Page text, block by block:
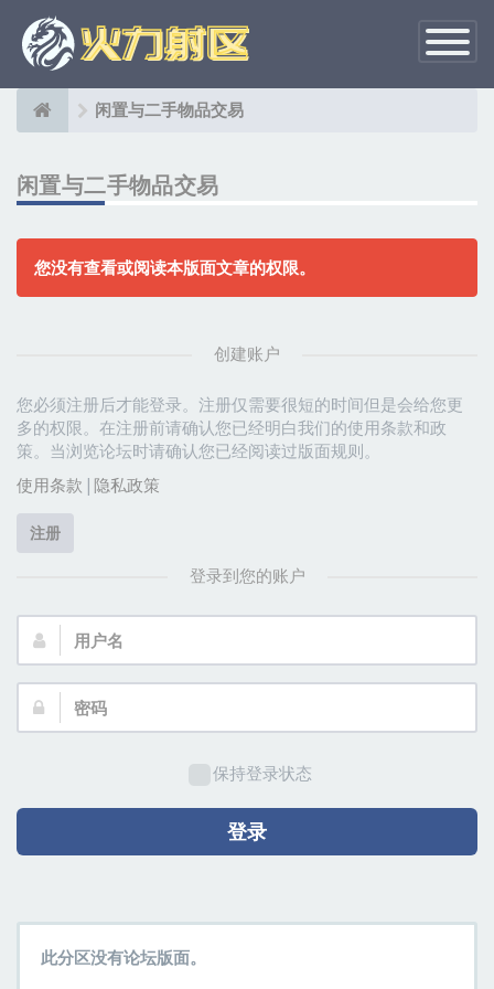
切
换
导
闲置与二手物品交易
闲置与二手物品交易
您没有查看或阅读本版面文章的权限。
创建账户
您必须注册后才能登录。注册仅需要很短的时间但是会给您更
多的权限。在注册前请确认您已经明白我们的使用条款和政
策。当浏览论坛时请确认您已经阅读过版面规则。
使用条款 | 隐私政策
注册
登录到您的账户
户
名：
码：
保持登录状态
登录
此分区没有论坛版面。